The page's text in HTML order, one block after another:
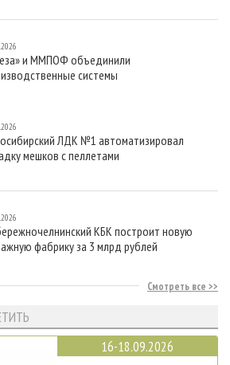
и ММПОФ объединили
системы
ЛДК №1 автоматизировал
мешков с пеллетами
КБК построит новую
фабрику за 3 млрд рублей
Смотреть все
16-18.09.2026